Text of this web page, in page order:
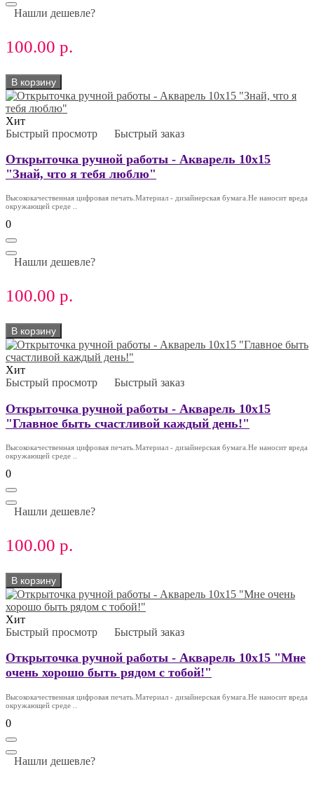
Нашли дешевле?
100.00 р.
В корзину
Хит
Быстрый просмотр
Быстрый заказ
Открыточка ручной работы - Акварель 10х15
"Знай, что я тебя люблю"
Высококачественная цифровая печать.Материал - дизайнерская бумага.Не наносит вреда
окружающей среде ..
0
Нашли дешевле?
100.00 р.
В корзину
Хит
Быстрый просмотр
Быстрый заказ
Открыточка ручной работы - Акварель 10х15
"Главное быть счастливой каждый день!"
Высококачественная цифровая печать.Материал - дизайнерская бумага.Не наносит вреда
окружающей среде ..
0
Нашли дешевле?
100.00 р.
В корзину
Хит
Быстрый просмотр
Быстрый заказ
Открыточка ручной работы - Акварель 10х15 "Мне
очень хорошо быть рядом с тобой!"
Высококачественная цифровая печать.Материал - дизайнерская бумага.Не наносит вреда
окружающей среде ..
0
Нашли дешевле?